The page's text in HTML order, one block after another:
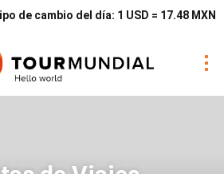
de cambio del día: 1 USD = 17.48 MXN